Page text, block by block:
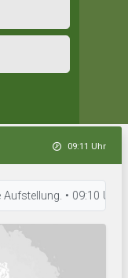
09:11 Uhr
• 09:10 Uhr: